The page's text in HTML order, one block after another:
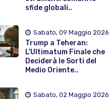
sfide globali..
Sabato, 09 Maggio 2026
Trump a Teheran:
L'Ultimatum Finale che
Deciderà le Sorti del
Medio Oriente..
Sabato, 02 Maggio 2026